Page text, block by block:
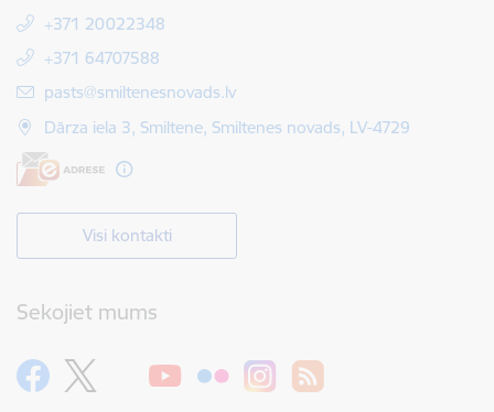
+371 20022348
+371 64707588
E-pasts:
pasts@smiltenesnovads.lv
Dārza iela 3, Smiltene, Smiltenes novads, LV-4729
Visi kontakti
Sekojiet mums